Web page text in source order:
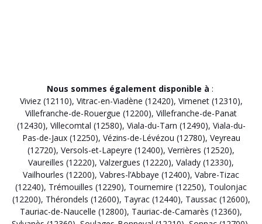
Nous sommes également disponible à :
Viviez (12110), Vitrac-en-Viadène (12420), Vimenet (12310),
Villefranche-de-Rouergue (12200), Villefranche-de-Panat
(12430), Villecomtal (12580), Viala-du-Tarn (12490), Viala-du-
Pas-de-Jaux (12250), Vézins-de-Lévézou (12780), Veyreau
(12720), Versols-et-Lapeyre (12400), Verrières (12520),
Vaureilles (12220), Valzergues (12220), Valady (12330),
Vailhourles (12200), Vabres-l’Abbaye (12400), Vabre-Tizac
(12240), Trémouilles (12290), Tournemire (12250), Toulonjac
(12200), Thérondels (12600), Tayrac (12440), Taussac (12600),
Tauriac-de-Naucelle (12800), Tauriac-de-Camarès (12360),